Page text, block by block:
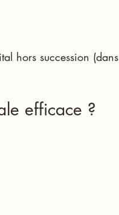
hors succession (dans
efficace ?